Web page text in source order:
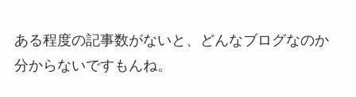
ある程度の記事数がないと、どんなブログなのか
分からないですもんね。